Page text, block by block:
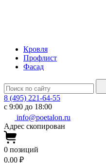
Кровля
Профлист
Фасад
8 (495) 221-64-55
с 9:00 до 18:00
info@poetalon.ru
Адрес скопирован
0 позиций
0.00 ₽